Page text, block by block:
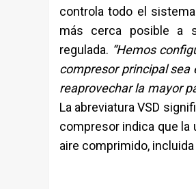
controla todo el
más cerca posible a
regulada. “Hemos
compresor principal sea
reaprovechar la mayor
La abreviatura VSD
compresor indica que la
aire comprimido,